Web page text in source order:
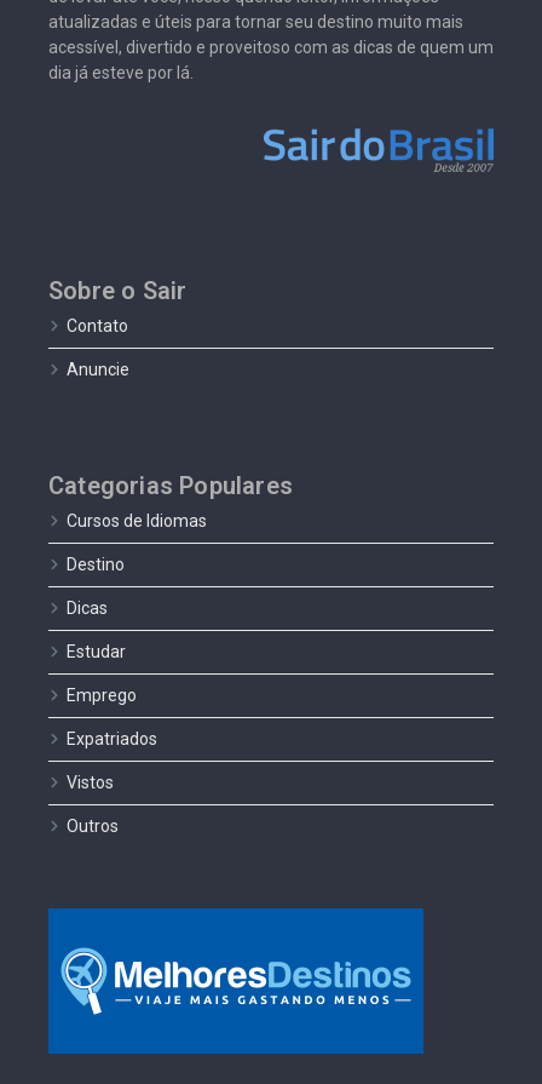
atualizadas e úteis para tornar seu destino muito mais
acessível, divertido e proveitoso com as dicas de quem um
dia já esteve por lá.
Sobre o Sair
Contato
Anuncie
Categorias Populares
Cursos de Idiomas
Destino
Dicas
Estudar
Emprego
Expatriados
Vistos
Outros